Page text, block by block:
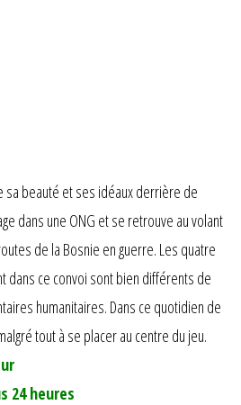
sa beauté et ses idéaux derrière de
dans une ONG et se retrouve au volant
de la Bosnie en guerre. Les quatre
dans ce convoi sont bien différents de
humanitaires. Dans ce quotidien de
tout à se placer au centre du jeu.
24 heures